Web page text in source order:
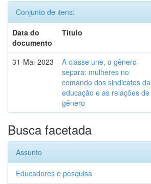
Conjunto de itens:
Data do
documento
Título
31-Mai-2023
A classe une, o gênero
separa: mulheres no
comando dos sindicatos da
educação e as relações de
gênero
Busca facetada
Assunto
Educadores e pesquisa